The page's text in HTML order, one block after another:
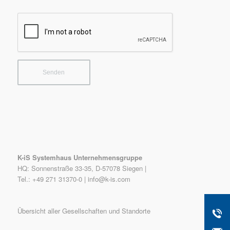
K-iS Systemhaus Unternehmensgruppe
HQ: Sonnenstraße 33-35, D-57078 Siegen |
Tel.: +49 271 31370-0 | info@k-is.com
Übersicht aller Gesellschaften und Standorte